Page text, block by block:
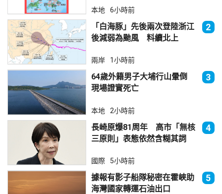
本地 6小時前
「白海豚」先後兩次登陸浙江
後減弱為颱風 料續北上
2
兩岸 1小時前
64歲外籍男子大埔行山暈倒
現場證實死亡
3
本地 2小時前
長崎原爆81周年 高市「無核
三原則」表態依然含糊其詞
4
國際 5小時前
據報有影子船隊秘密在霍峽助
海灣國家轉運石油出口
5